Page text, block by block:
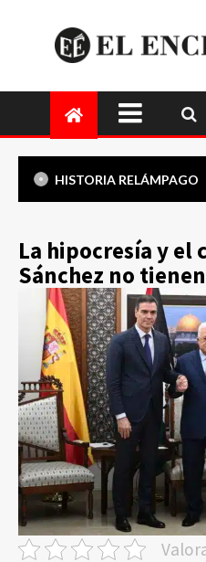
HISTORIA RELÁMPAGO
La hipocresía y el
Sánchez no